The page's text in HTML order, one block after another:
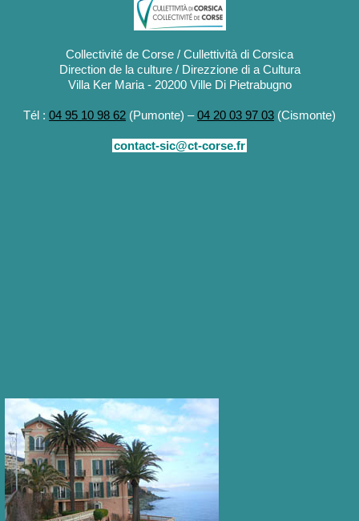
Collectivité de Corse / Cullettività di Corsica
Direction de la culture / Direzzione di a Cultura
Villa Ker Maria - 20200 Ville Di Pietrabugno
Tél : 04 95 10 98 62 (Pumonte) –04 20 03 97 03 (Cismonte)
contact-sic@ct-corse.fr